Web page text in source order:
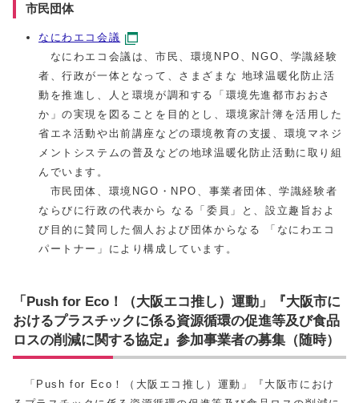
市民団体
なにわエコ会議
なにわエコ会議は、市民、環境NPO、NGO、学識経験
者、行政が一体となって、さまざまな 地球温暖化防止活
動を推進し、人と環境が調和する「環境先進都市おおさ
か」の実現を図ることを目的とし、環境家計簿を活用した
省エネ活動や出前講座などの環境教育の支援、環境マネジ
メントシステムの普及などの地球温暖化防止活動に取り組
んでいます。
市民団体、環境NGO・NPO、事業者団体、学識経験者
ならびに行政の代表から なる「委員」と、設立趣旨およ
び目的に賛同した個人および団体からなる 「なにわエコ
パートナー」により構成しています。
「Push for Eco！（大阪エコ推し）運動」『大阪市に
おけるプラスチックに係る資源循環の促進等及び食品
ロスの削減に関する協定』参加事業者の募集（随時）
「Push for Eco！（大阪エコ推し）運動」『大阪市におけ